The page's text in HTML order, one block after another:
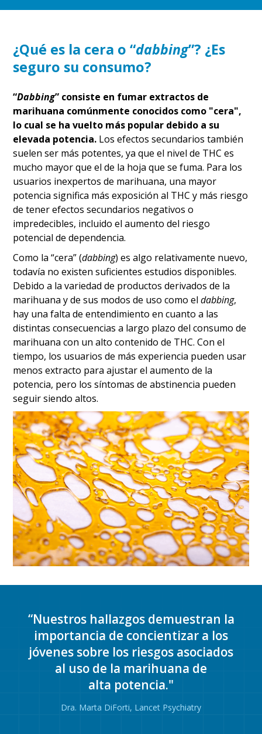
¿Qué es la cera o “dabbing”? ¿Es
seguro su consumo?
“Dabbing” consiste en fumar extractos de
marihuana comúnmente conocidos como "cera",
lo cual se ha vuelto más popular debido a su
elevada potencia. Los efectos secundarios también
suelen ser más potentes, ya que el nivel de THC es
mucho mayor que el de la hoja que se fuma. Para los
usuarios inexpertos de marihuana, una mayor
potencia significa más exposición al THC y más riesgo
de tener efectos secundarios negativos o
impredecibles, incluido el aumento del riesgo
potencial de dependencia.
Como la “cera” (dabbing) es algo relativamente nuevo,
todavía no existen suficientes estudios disponibles.
Debido a la variedad de productos derivados de la
marihuana y de sus modos de uso como eldabbing,
hay una falta de entendimiento en cuanto a las
distintas consecuencias a largo plazo del consumo de
marihuana con un alto contenido de THC. Con el
tiempo, los usuarios de más experiencia pueden usar
menos extracto para ajustar el aumento de la
potencia, pero los síntomas de abstinencia pueden
seguir siendo altos.
“Nuestros hallazgos demuestran la
importancia de concientizar a los
jóvenes sobre los riesgos asociados
al uso de la marihuana de
alta potencia."
Dra. Marta DiForti, Lancet Psychiatry